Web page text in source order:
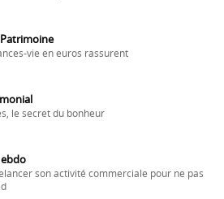
Patrimoine
vie en euros rassurent
le secret du bonheur
son activité commerciale pour ne pas